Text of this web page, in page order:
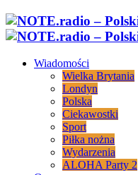
Wiadomości
Wielka Brytania
Londyn
Polska
Ciekawostki
Sport
Piłka nożna
Wydarzenia
ALOHA Party 2